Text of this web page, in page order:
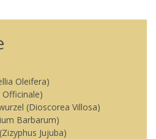
Oleifera)
(Dioscorea Villosa)
Barbarum)
Jujuba)